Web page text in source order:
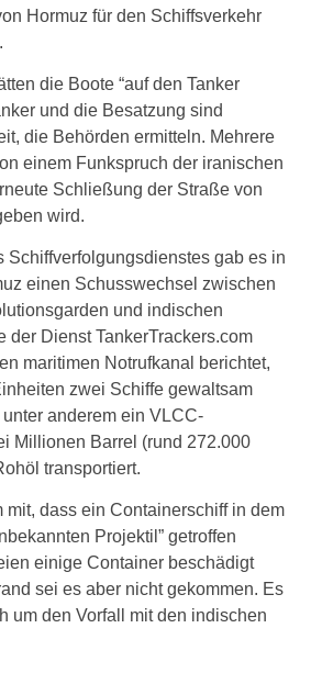
Hormuz für den Schiffsverkehr
die Boote “auf den Tanker
und die Besatzung sind
die Behörden ermitteln. Mehrere
einem Funkspruch der iranischen
Schließung der Straße von
wird.
Schiffverfolgungsdienstes gab es in
einen Schusswechsel zwischen
und indischen
der Dienst TankerTrackers.com
maritimen Notrufkanal berichtet,
zwei Schiffe gewaltsam
anderem ein VLCC-
Millionen Barrel (rund 272.000
transportiert.
mit, dass ein Containerschiff in dem
Projektil” getroffen
einige Container beschädigt
sei es aber nicht gekommen. Es
um den Vorfall mit den indischen